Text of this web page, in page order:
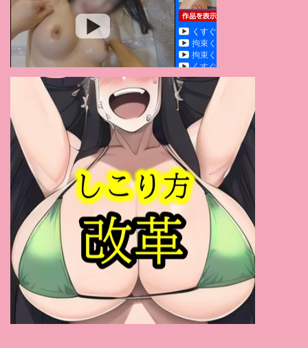
筧えりか
(1) 田中倫代(1) 真島梓(1)
七瀬沙菜
緑川みやび(1) 碧しの
黒崎さく
(1) あいだ飛鳥(1) 古川いおり
新村あかり(1) かなで自由(1) 有坂深雪
今井夏帆(1) きみと歩実(1) 永瀬ゆい
平井まりあ
(1) 有原あゆみ (1) 松田美子
さくらえな
(1) 姫野あやめ 真白愛梨
(1)
桃華マリエ(1) 本庄鈴 (1) 斉藤みゆ
咲乃にいな(1) 桜ちなみ(1) 仲村もも(1)
メロディー・雛・マークス (1) 来まえび
川村まや
春野優 (1) 水沢真樹(1)
吉岡なつみ
(1) 若林優(1) 北条美里
(1)
東凛
春日もな(1) 鈴木ふみ奈(1)
瀬戸環奈(1) 横峯めぐ (1) 渚あいり
優木とあ (1) 桃園怜奈(1) 七海那美(1)
桜井千春
弥生みづき(1)
(1)
葵つかさ(1) 羽月乃蒼(1) 椿りか(1)